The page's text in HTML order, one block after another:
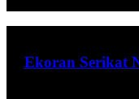
Ekoran Serikat